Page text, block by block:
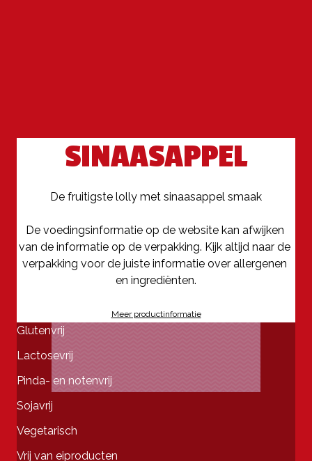
SINAASAPPEL
De fruitigste lolly met sinaasappel smaak
De voedingsinformatie op de website kan afwijken
van de informatie op de verpakking. Kijk altijd naar de
verpakking voor de juiste informatie over allergenen
Meer productinformatie
Glutenvrij
Lactosevrij
Pinda- en notenvrij
Sojavrij
Vegetarisch
Vrij van eiproducten